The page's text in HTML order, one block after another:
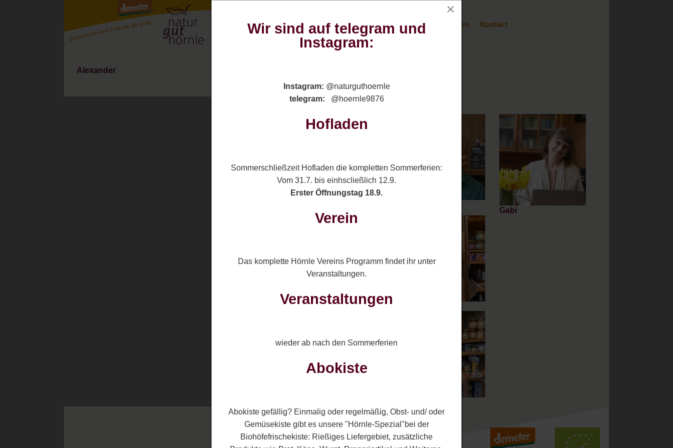
Betrieb Hofladen Abokiste Verein Veranstaltungen Kontakt
Alexander
Gabi
Wir benutzen Cookies
Wir nutzen Cookies auf unserer Website. Diese
sind essenziell für den Betrieb der Seite. Sie
Funktionalitäten der Seite zur Verfügung stehen.
Cookies zur Analyse und Datenververfolgung
nutzen wir bewusst nicht.
Akzeptieren
Weitere Informationen
×
Wir sind auf telegram und
Instagram:
Instagram: @naturguthoernle
telegram: @hoernle9876
Hofladen
Sommerschließzeit Hofladen die kompletten Sommerferien:
Vom 31.7. bis einhscließlich 12.9.
Erster Öffnungstag 18.9.
Verein
Das komplette Hörnle Vereins Programm findet ihr unter
Veranstaltungen.
Veranstaltungen
wieder ab nach den Sommerferien
Abokiste
Abokiste gefällig? Einmalig oder regelmäßig, Obst- und/ oder
Gemüsekiste gibt es unsere "Hörnle-Spezial"bei der
Biohöfefrischekiste: Rießiges Liefergebiet, zusätzliche